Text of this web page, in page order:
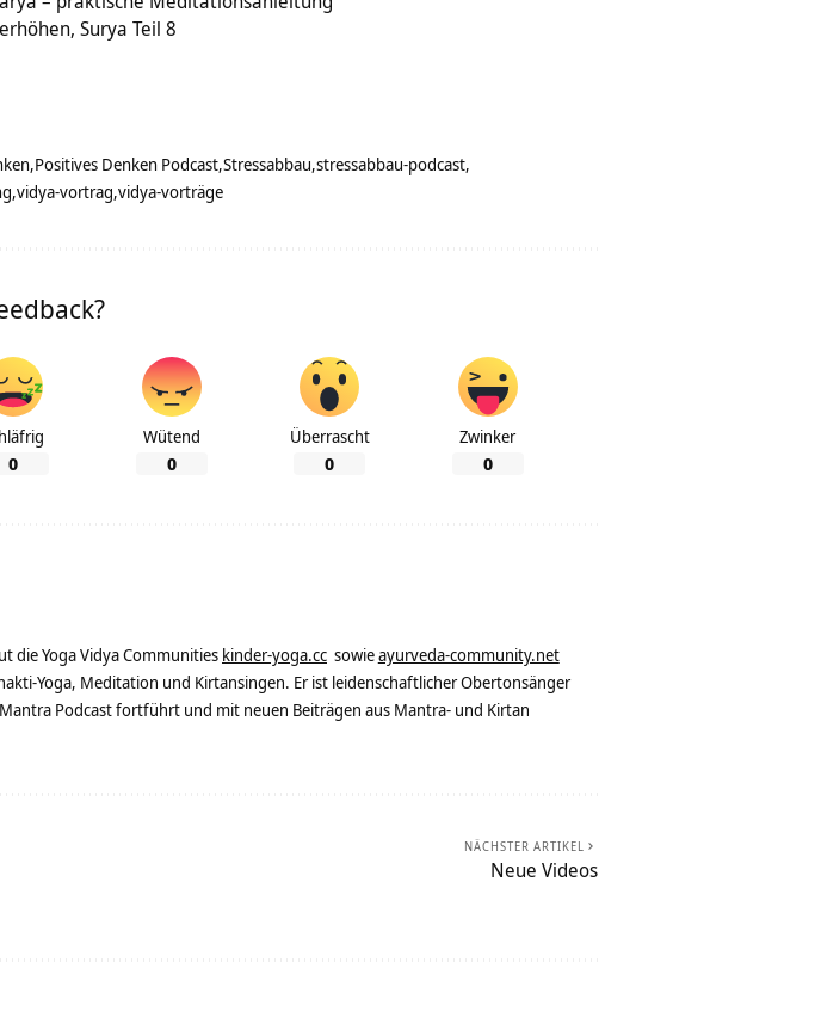
Surya Teil 8
Positives Denken Podcast Stressabbau stressabbau-podcast
vidya-vortrag vidya-vorträge
0
Wütend
0
Überrascht
0
Zwinker
0
die Yoga Vidya Communities kinder-yoga.cc sowieayurveda-community.net
Yoga, Meditation und Kirtansingen. Er ist leidenschaftlicher Obertonsänger
Podcast fortführt und mit neuen Beiträgen aus Mantra- und Kirtan
NÄCHSTER ARTIKEL
Neue Videos